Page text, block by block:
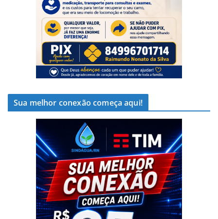
Sua melhor conexão começa aqui!